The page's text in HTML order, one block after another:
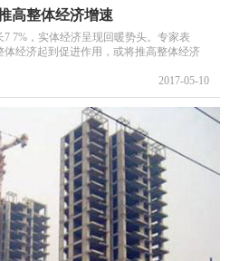
高整体经济增速
7%，实体经济呈现回暖势头。专家表
经济起到促进作用，或将推高整体经济
2017-05-10